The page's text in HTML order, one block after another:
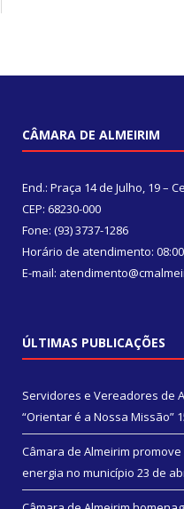
CÂMARA DE ALMEIRIM
End.: Praça 14 de Julho, 19 –
CEP: 68230-000
Fone: (93) 3737-1286
Horário de atendimento:
E-mail:
ÚLTIMAS PUBLICAÇÕES
Servidores e Vereadores de
“Orientar é a Nossa Missão”
Câmara de Almeirim
energia no município 23 de